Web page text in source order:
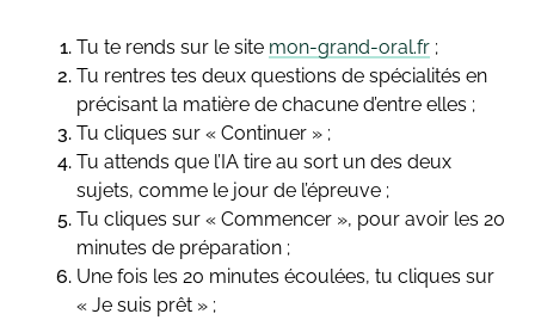
Tu te rends sur le site mon-grand-oral.fr ;
Tu rentres tes deux questions de spécialités en
précisant la matière de chacune d’entre elles ;
Tu cliques sur « Continuer » ;
Tu attends que l’IA tire au sort un des deux
sujets, comme le jour de l’épreuve ;
Tu cliques sur « Commencer », pour avoir les 20
minutes de préparation ;
Une fois les 20 minutes écoulées, tu cliques sur
« Je suis prêt » ;